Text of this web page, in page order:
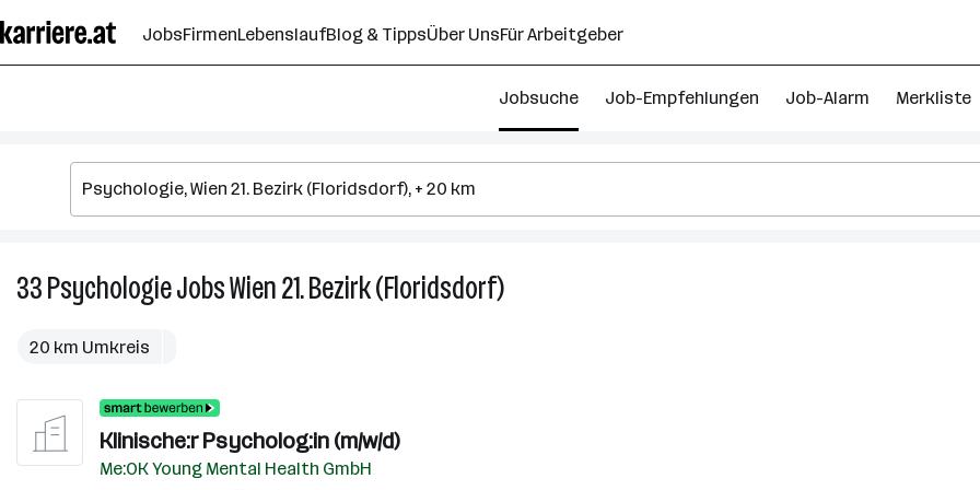
Seiteninhalt
springen
JobsFirmenLebenslaufBlog & TippsÜber UnsFür Arbeitgeber
Jobsuche Job-Empfehlungen Job-Alarm Merkliste
33PsychologieJobsWien 21. Bezirk (Floridsdorf)33
20 km Umkreis
Klinische:r Psycholog:in (m/w/d)
Me:OK Young Mental Health GmbH